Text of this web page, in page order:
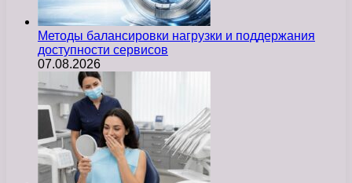
Методы балансировки нагрузки и поддержания
доступности сервисов
07.08.2026